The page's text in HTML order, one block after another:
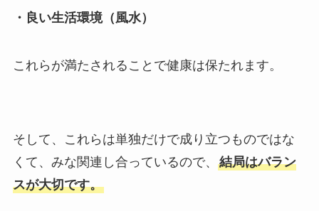
・良い生活環境（風水）
これらが満たされることで健康は保たれます。
そして、これらは単独だけで成り立つものではな
くて、みな関連し合っているので、 結局はバラン
スが大切です。